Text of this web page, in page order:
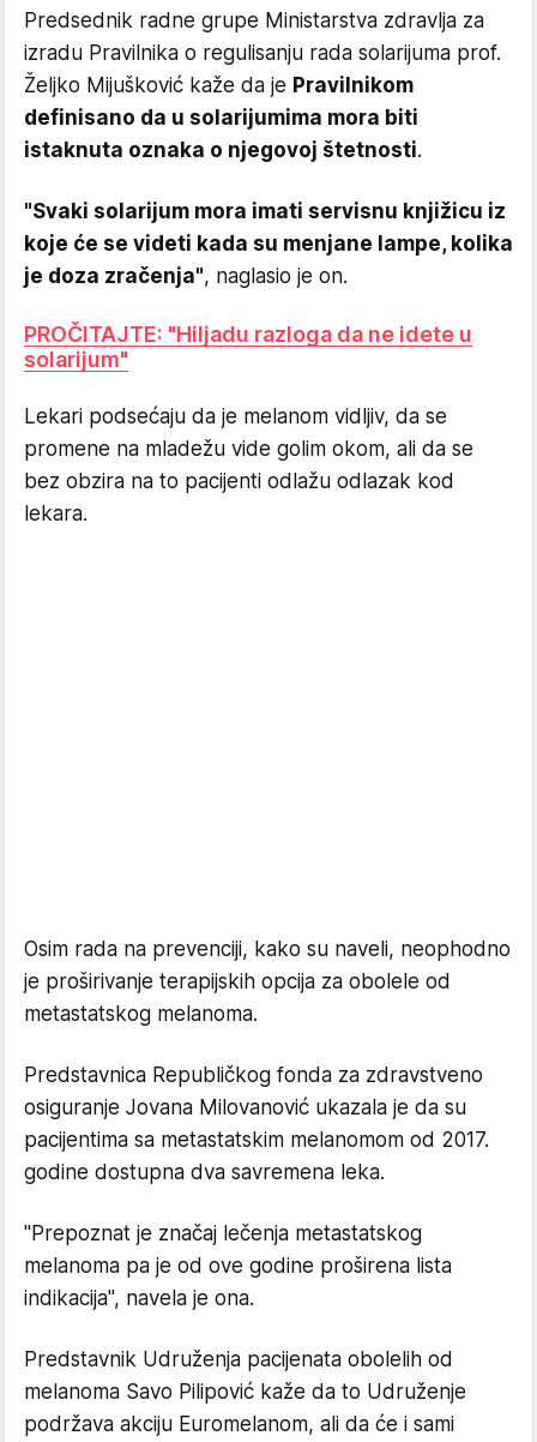
Predsednik radne grupe Ministarstva zdravlja za
izradu Pravilnika o regulisanju rada solarijuma prof.
Željko Mijušković kaže da je Pravilnikom
definisano da u solarijumima mora biti
istaknuta oznaka o njegovoj štetnosti.
"Svaki solarijum mora imati servisnu knjižicu iz
koje će se videti kada su menjane lampe, kolika
je doza zračenja", naglasio je on.
PROČITAJTE: "Hiljadu razloga da ne idete u
solarijum"
Lekari podsećaju da je melanom vidljiv, da se
promene na mladežu vide golim okom, ali da se
bez obzira na to pacijenti odlažu odlazak kod
lekara.
Osim rada na prevenciji, kako su naveli, neophodno
je proširivanje terapijskih opcija za obolele od
metastatskog melanoma.
Predstavnica Republičkog fonda za zdravstveno
osiguranje Jovana Milovanović ukazala je da su
pacijentima sa metastatskim melanomom od 2017.
godine dostupna dva savremena leka.
"Prepoznat je značaj lečenja metastatskog
melanoma pa je od ove godine proširena lista
indikacija", navela je ona.
Predstavnik Udruženja pacijenata obolelih od
melanoma Savo Pilipović kaže da to Udruženje
podržava akciju Euromelanom, ali da će i sami